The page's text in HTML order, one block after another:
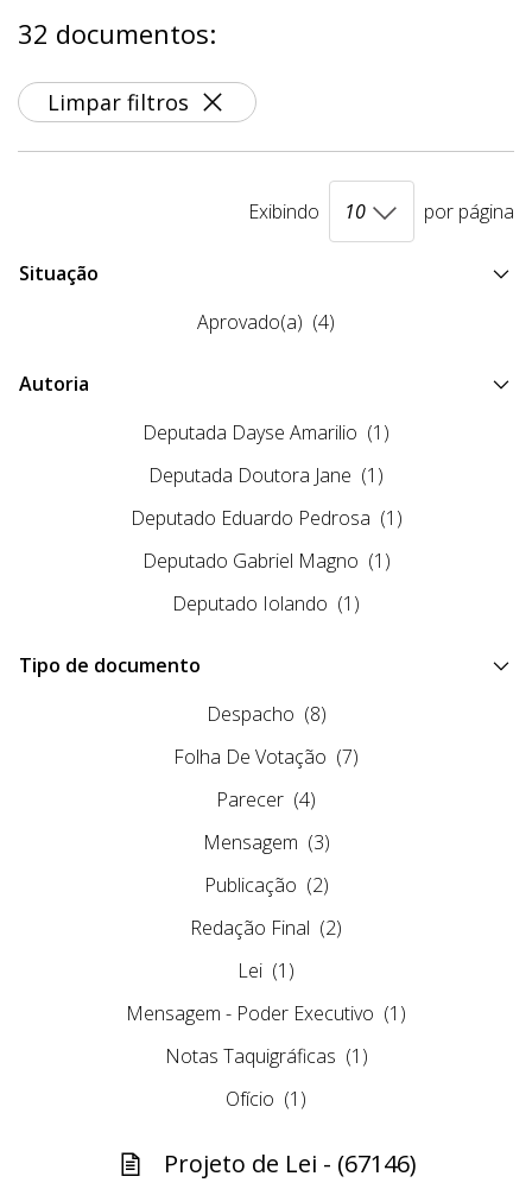
32 documentos:
Limpar filtros
Exibindo por página
Situação
Aprovado(a) (4)
Autoria
Deputada Dayse Amarilio (1)
Deputada Doutora Jane (1)
Deputado Eduardo Pedrosa (1)
Deputado Gabriel Magno (1)
Deputado Iolando (1)
Tipo de documento
Despacho (8)
Folha De Votação (7)
Parecer (4)
Mensagem (3)
Publicação (2)
Redação Final (2)
Lei (1)
Mensagem - Poder Executivo (1)
Notas Taquigráficas (1)
Ofício (1)
Projeto de Lei - (67146)